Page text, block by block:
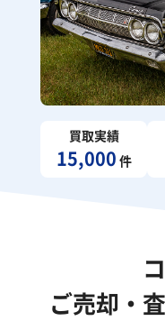
買取実績
15,000 件
ご売却・